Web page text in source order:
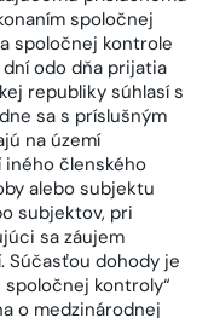
spoločnej
spoločnej kontrole
odo dňa prijatia
republiky súhlasí s
sa s príslušným
na území
iného členského
alebo subjektu
subjektov, pri
sa záujem
Súčasťou dohody je
kontroly“
o medzinárodnej